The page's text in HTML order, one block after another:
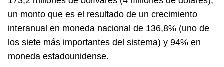
un monto que es el resultado de un crecimiento
interanual en moneda nacional de 136,8% (uno de
los siete más importantes del sistema) y 94% en
moneda estadounidense.